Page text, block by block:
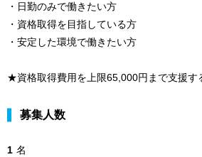
・日勤のみで働きたい方
・資格取得を目指している方
・安定した環境で働きたい方
★資格取得費用を上限65,000円まで支援す
募集人数
1 名